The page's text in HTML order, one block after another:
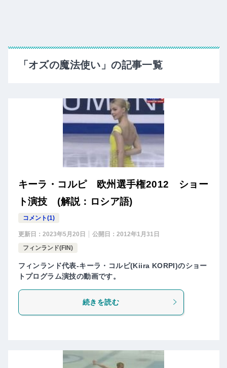
「オズの魔法使い」の記事一覧
キーラ・コルピ 欧州選手権2012 ショー
ト演技 (解説：ロシア語)
コメント(1)
更新日： 2023年5月20日 公開日： 2012年1月31日
フィンランド(FIN)
フィンランド代表-キーラ・コルピ(Kiira KORPI)のショー
トプログラム演技の動画です。
続きを読む